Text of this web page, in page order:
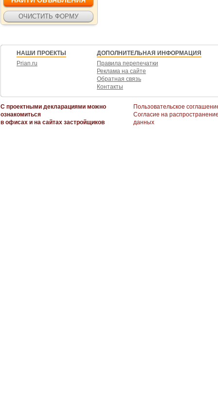
НАШИ ПРОЕКТЫ
Prian.ru
ДОПОЛНИТЕЛЬНАЯ ИНФОРМАЦИЯ
Правила перепечатки
Реклама на сайте
Обратная связь
Контакты
С проектными декларациями можно
ознакомиться
в офисах и на сайтах застройщиков
Пользовательское
Согласие на
данных